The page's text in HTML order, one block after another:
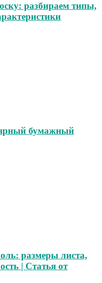
разбираем типы,
бумажный
размеры листа,
| Статья от